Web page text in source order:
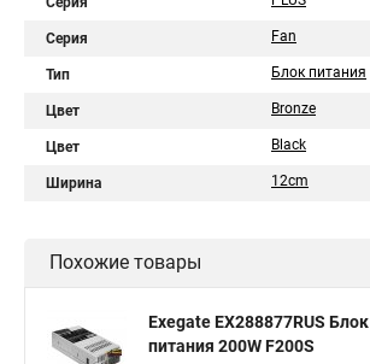
Серия Fan
Тип Блок питания
Цвет Bronze
Цвет Black
Ширина 12cm
Похожие товары
Exegate EX288877RUS Блок
питания 200W F200S